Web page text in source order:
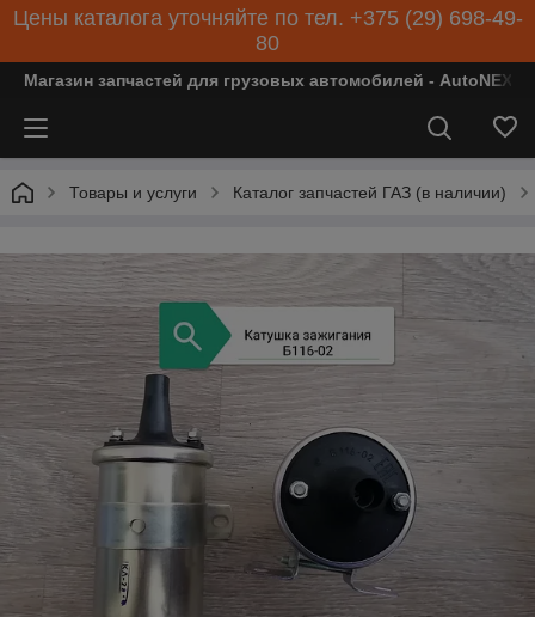
Цены каталога уточняйте по тел. +375 (29) 698-49-
80
Магазин запчастей для грузовых автомобилей - AutoNEXT
Товары и услуги Каталог запчастей ГАЗ (в наличии)